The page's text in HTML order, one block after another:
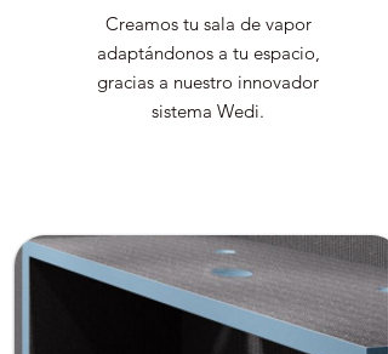
Creamos tu sala de vapor
adaptándonos a tu espacio,
gracias a nuestro innovador
sistema Wedi.